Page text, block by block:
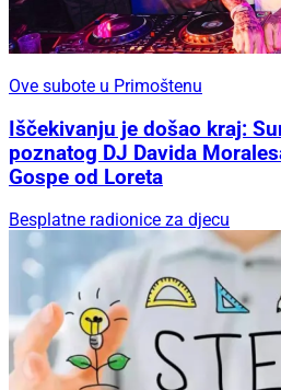
Ove subote u Primoštenu
Iščekivanju je došao kraj:
poznatog DJ Davida
Gospe od Loreta
Besplatne radionice za djecu